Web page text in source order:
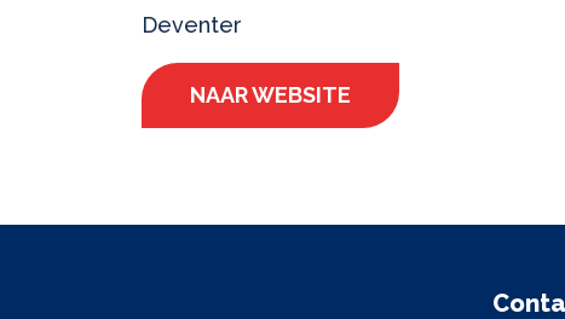
Deventer
NAAR WEBSITE